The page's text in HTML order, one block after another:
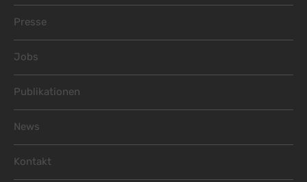
Presse
Jobs
Publikationen
News
Kontakt